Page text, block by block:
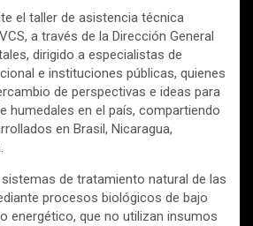
el taller de asistencia técnica
a través de la Dirección General
dirigido a especialistas de
e instituciones públicas, quienes
de perspectivas e ideas para
humedales en el país, compartiendo
en Brasil, Nicaragua,
de tratamiento natural de las
procesos biológicos de bajo
energético, que no utilizan insumos